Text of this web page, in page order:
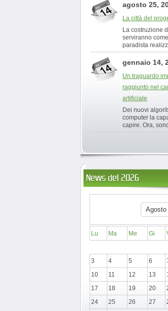
agosto 25,
La città del
La costruzione
serviranno
paradista
gennaio 14,
Un traguardo
raggiunto nel
artificiale
Dei nuovi
computer la
capire. Ora,
News del 2026
Lu Ma Me Gi
3
4 5 6
10
11 12 13
17
18 19 20
24
25 26 27